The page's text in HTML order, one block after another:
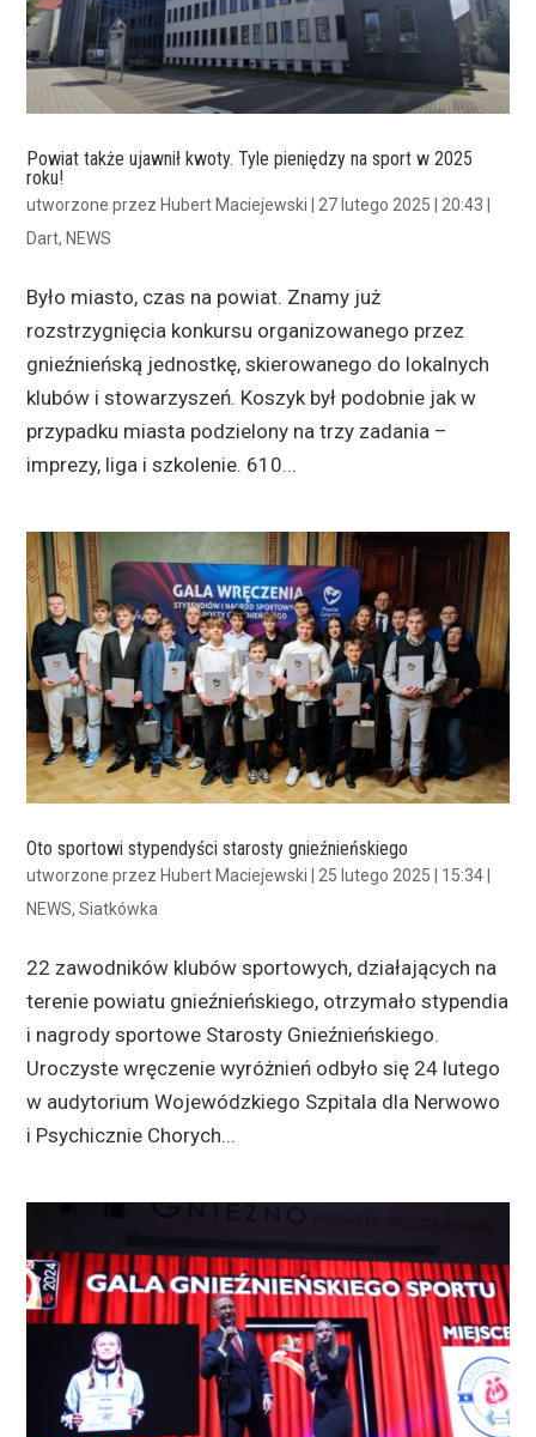
Powiat także ujawnił kwoty. Tyle pieniędzy na sport w 2025
roku!
utworzone przez Hubert Maciejewski 27 lutego 2025 | 20:43
Dart, NEWS
Było miasto, czas na powiat. Znamy już
rozstrzygnięcia konkursu organizowanego przez
gnieźnieńską jednostkę, skierowanego do lokalnych
klubów i stowarzyszeń. Koszyk był podobnie jak w
przypadku miasta podzielony na trzy zadania –
imprezy, liga i szkolenie. 610...
Oto sportowi stypendyści starosty gnieźnieńskiego
utworzone przez Hubert Maciejewski 25 lutego 2025 | 15:34
NEWS,Siatkówka
22 zawodników klubów sportowych, działających na
terenie powiatu gnieźnieńskiego, otrzymało stypendia
i nagrody sportowe Starosty Gnieźnieńskiego.
Uroczyste wręczenie wyróżnień odbyło się 24 lutego
w audytorium Wojewódzkiego Szpitala dla Nerwowo
i Psychicznie Chorych...